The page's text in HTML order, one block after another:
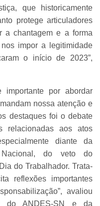
que historicamente
protege articuladores
a chantagem e a forma
impor a legitimidade
o início de 2023”,
importante por abordar
nossa atenção e
destaques foi o debate
relacionadas aos atos
diante da
Nacional, do veto do
do Trabalhador. Trata-
reflexões importantes
avaliou
do ANDES-SN e da